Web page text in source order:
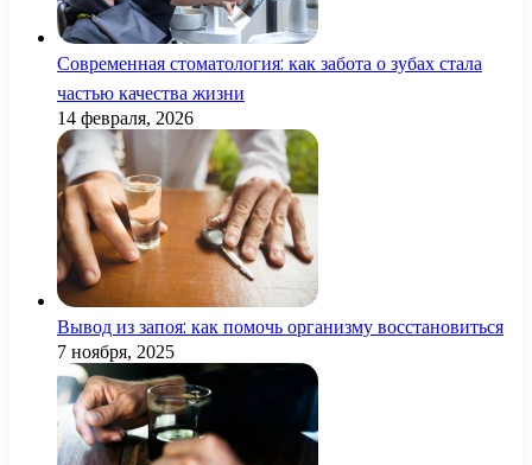
Современная стоматология: как забота о зубах стала
частью качества жизни
14 февраля, 2026
Вывод из запоя: как помочь организму восстановиться
7 ноября, 2025